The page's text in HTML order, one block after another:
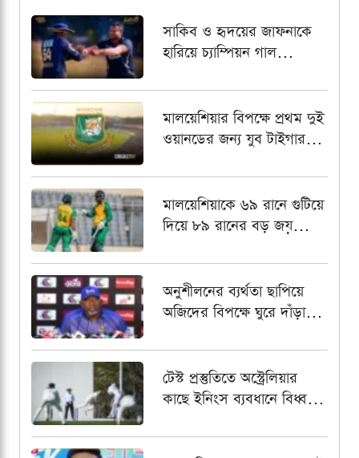
সাকিব ও হৃদয়ের জাফনাকে
হারিয়ে চ্যাম্পিয়ন গাল
মালয়েশিয়ার বিপক্ষে প্রথম দুই
ওয়ানডের জন্য যুব টাইগার
দায়িত্বে আলিন
মালয়েশিয়াকে ৬৯ রানে গুটিয়ে
দিয়ে ৮৯ রানের বড় জয়
অনুশীলনের ব্যর্থতা ছাপিয়ে
অজিদের বিপক্ষে ঘুরে দাঁড়াতে
টেস্ট প্রস্তুতিতে অস্ট্রেলিয়ার
কাছে ইনিংস ব্যবধানে বিধ্বস্ত